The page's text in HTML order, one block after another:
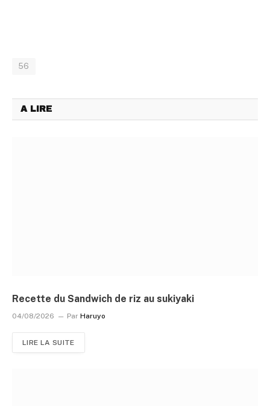
56
A LIRE
Recette du Sandwich de riz au sukiyaki
04/08/2026 Par Haruyo
LIRE LA SUITE